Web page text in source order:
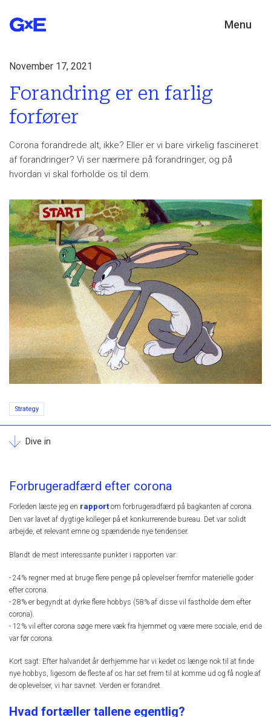
Menu
November 17, 2021
Forandring er en farlig
forfører
Corona forandrede alt, ikke? Eller er vi bare virkelig fascineret
af forandringer? Vi ser nærmere på forandringer, og på
hvordan vi skal forholde os til dem.
Strategy
Dive in
Forbrugeradfærd efter corona
Forleden læste jeg en rapportom forbrugeradfærd på bagkanten af corona.
Den var lavet af dygtige kolleger på et konkurrerende bureau. Det var solidt
arbejde, et relevant emne og spændende nye tendenser.
Blandt de mest interessante punkter i rapporten var:
- 24% regner med at bruge flere penge på oplevelser fremfor materielle goder
efter corona.
- 28% er begyndt at dyrke flere hobbys (58% af disse vil fastholde dem efter
corona).
- 12% vil efter corona søge mere væk fra hjemmet og være mere sociale, end de
var før corona.
Kort sagt: Efter halvandet år derhjemme har vi kedet os længe nok til at finde
nye hobbys, ligesom de fleste af os har set frem til at komme ud og få nogle af
de oplevelser, vi har savnet. Verden er forandret.
Hvad fortæller tallene egentlig?